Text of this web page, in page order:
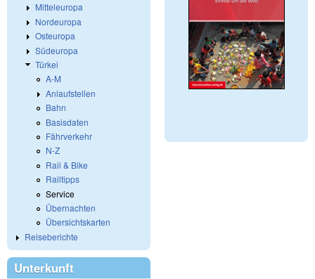
Mitteleuropa
Nordeuropa
Osteuropa
Südeuropa
Türkei
A-M
Anlaufstellen
Bahn
Basisdaten
Fährverkehr
N-Z
Rail & Bike
Railtipps
Service
Übernachten
Übersichtskarten
Reiseberichte
Unterkunft